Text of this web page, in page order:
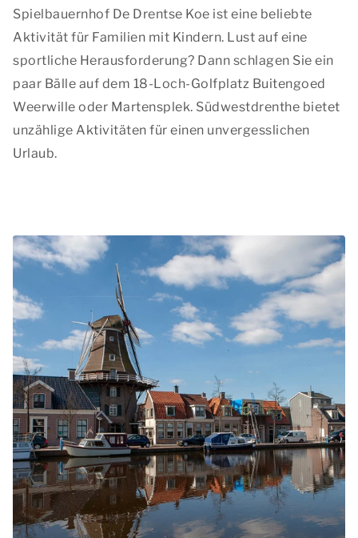
Spielbauernhof De Drentse Koe ist eine beliebte
Aktivität für Familien mit Kindern. Lust auf eine
sportliche Herausforderung? Dann schlagen Sie ein
paar Bälle auf dem 18-Loch-Golfplatz Buitengoed
Weerwille oder Martensplek. Südwestdrenthe bietet
unzählige Aktivitäten für einen unvergesslichen
Urlaub.